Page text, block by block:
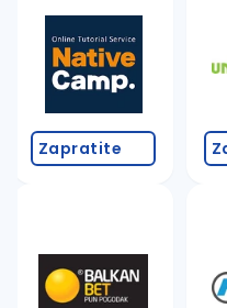
Takođe možete da:
proverite
povećajte radijus
promenite
Zapratite